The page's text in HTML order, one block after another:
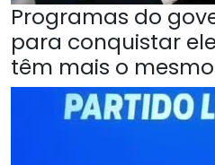
Programas do
para conquistar
têm mais o